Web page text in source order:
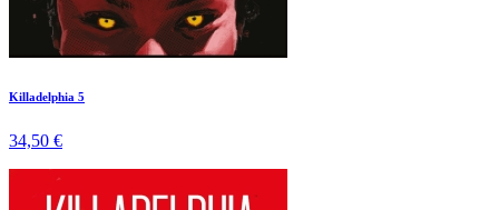
Killadelphia 5
34,50 €